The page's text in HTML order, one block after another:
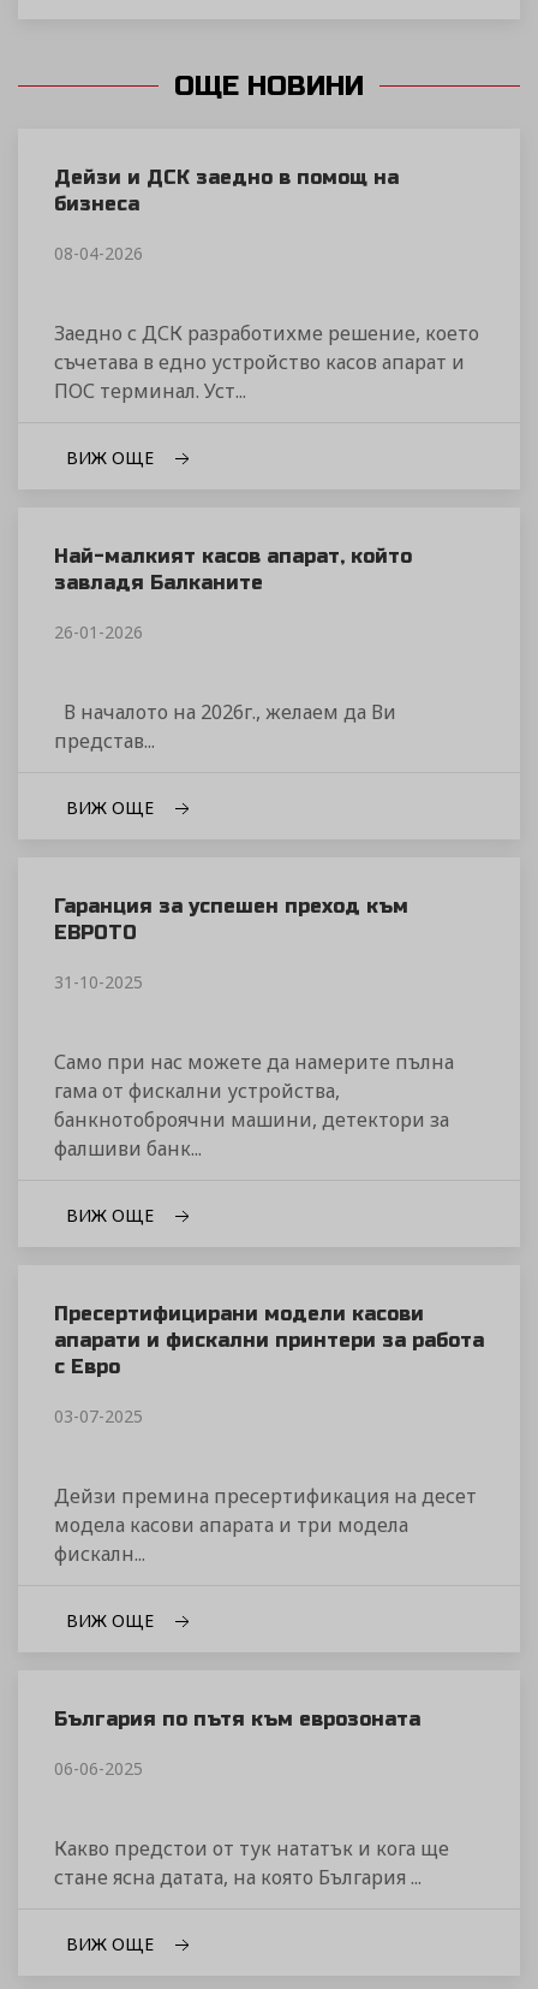
ОЩЕ НОВИНИ
Дейзи и ДСК заедно в помощ на
бизнеса
08-04-2026
Заедно с ДСК разработихме решение, което
съчетава в едно устройство касов апарат и
ПОС терминал. Уст...
ВИЖ ОЩЕ
Най-малкият касов апарат, който
завладя Балканите
26-01-2026
В началото на 2026г., желаем да Ви
представ...
ВИЖ ОЩЕ
Гаранция за успешен преход към
ЕВРОТО
31-10-2025
Само при нас можете да намерите пълна
гама от фискални устройства,
банкнотоброячни машини, детектори за
фалшиви банк...
ВИЖ ОЩЕ
Пресертифицирани модели касови
апарати и фискални принтери за работа
с Евро
03-07-2025
Дейзи премина пресертификация на десет
модела касови апарата и три модела
фискалн...
ВИЖ ОЩЕ
България по пътя към еврозоната
06-06-2025
Какво предстои от тук нататък и кога ще
стане ясна датата, на която България ...
ВИЖ ОЩЕ